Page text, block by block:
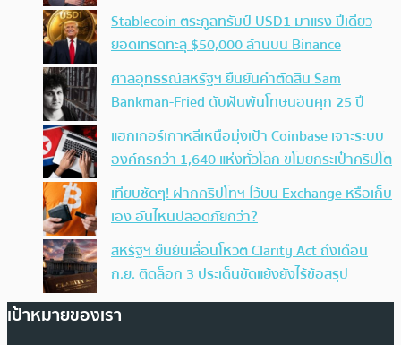
Stablecoin ตระกูลทรัมป์ USD1 มาแรง ปีเดียว
ยอดเทรดทะลุ $50,000 ล้านบน Binance
ศาลอุทธรณ์สหรัฐฯ ยืนยันคำตัดสิน Sam
Bankman-Fried ดับฝันพ้นโทษนอนคุก 25 ปี
แฮกเกอร์เกาหลีเหนือมุ่งเป้า Coinbase เจาะระบบ
องค์กรกว่า 1,640 แห่งทั่วโลก ขโมยกระเป๋าคริปโต
เทียบชัดๆ! ฝากคริปโทฯ ไว้บน Exchange หรือเก็บ
เอง อันไหนปลอดภัยกว่า?
สหรัฐฯ ยืนยันเลื่อนโหวต Clarity Act ถึงเดือน
ก.ย. ติดล็อก 3 ประเด็นขัดแย้งยังไร้ข้อสรุป
เป้าหมายของเรา